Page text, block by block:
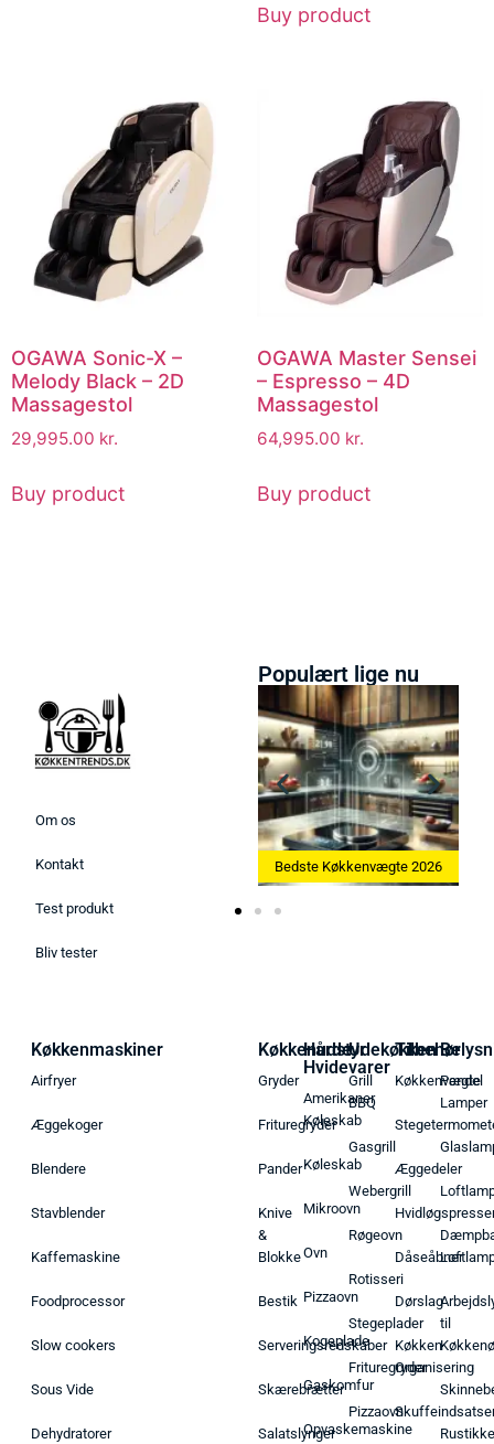
Buy product
OGAWA Sonic-X –
Melody Black – 2D
Massagestol
29,995.00 kr.
Buy product
OGAWA Master Sensei
– Espresso – 4D
Massagestol
64,995.00 kr.
Buy product
Om os
Kontakt
Test produkt
Bliv tester
Populært lige nu
2026 Bedste Køkkenvægte 2026 Bedste Æggekoger 2026
Køkkenmaskiner
Airfryer
Æggekoger
Blendere
Stavblender
Kaffemaskine
Foodprocessor
Slow cookers
Sous Vide
Dehydratorer
Køkkenudstyr
Gryder
Frituregryder
Pander
Knive
&
Blokke
Bestik
Serveringsredskaber
Skærebrætter
Salatslynger
Hårde
Hvidevarer
Amerikaner
Køleskab
Køleskab
Mikroovn
Ovn
Pizzaovn
Kogeplade
Gaskomfur
Opvaskemaskine
Udekøkken
Grill
BBQ
Gasgrill
Webergrill
Røgeovn
Rotisseri
Stegeplader
Frituregryder
Pizzaovn
Tilbehør
Køkkenvægte
Æggedeler
Dåseåbner
Dørslag
Køkken
Organisering
Pendel
Lamper
til
Rustikke